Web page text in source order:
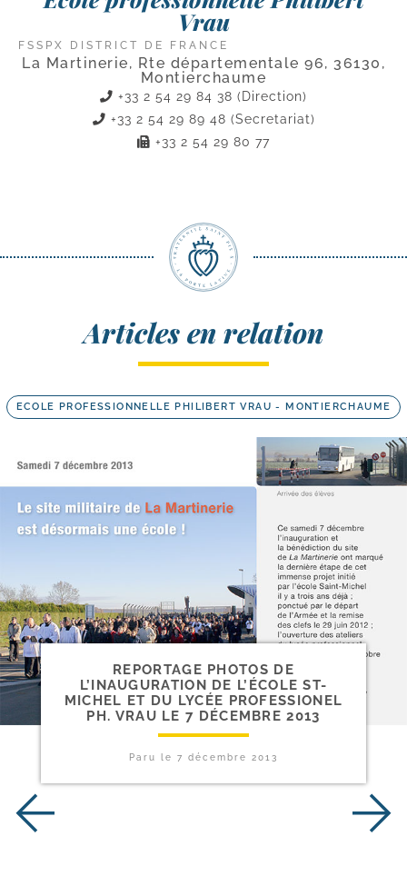
Vrau
FSSPX DISTRICT DE FRANCE
La Martinerie, Rte départementale 96, 36130,
Montierchaume
+33 2 54 29 84 38 (Direction)
+33 2 54 29 89 48 (Secretariat)
+33 2 54 29 80 77
Articles en relation
ECOLE PROFESSIONNELLE PHILIBERT VRAU - MONTIERCHAUME
REPORTAGE PHOTOS DE
L’INAUGURATION DE L’ÉCOLE ST-​
MICHEL ET DU LYCÉE PROFESSIONEL
PH. VRAU LE 7 DÉCEMBRE 2013
Paru le 7 décembre 2013